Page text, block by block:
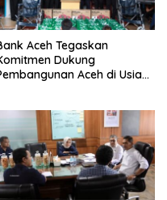
Aceh Tegaskan
Dukung
Aceh di Usia